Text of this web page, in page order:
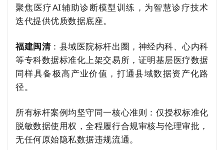
聚焦医疗AI辅助诊断模型训练，为智慧诊疗技术
迭代提供优质数据底座。
福建闽清：县域医院标杆出圈，神经内科、心内科
等专科数据标准化上架交易所，证明基层医疗数据
同样具备极高产业价值，打通县域数据资产化路
径。
所有标杆案例均坚守同一核心准则：仅授权标准化
脱敏数据使用权，全程履行合规审核与伦理审批，
无任何原始隐私数据违规流通。